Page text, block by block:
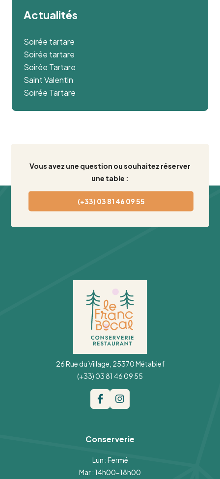
Actualités
Soirée tartare
Soirée tartare
Soirée Tartare
Saint Valentin
Soirée Tartare
Vous avez une question ou souhaitez réserver
une table :
(+33) 03 81 46 09 55
26 Rue du Village, 25370 Métabief
(+33) 03 81 46 09 55
Conserverie
Lun : Fermé
Mar : 14h00-18h00